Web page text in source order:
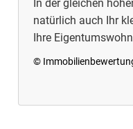
In der gleichen
natürlich auch Ihr
Ihre
©